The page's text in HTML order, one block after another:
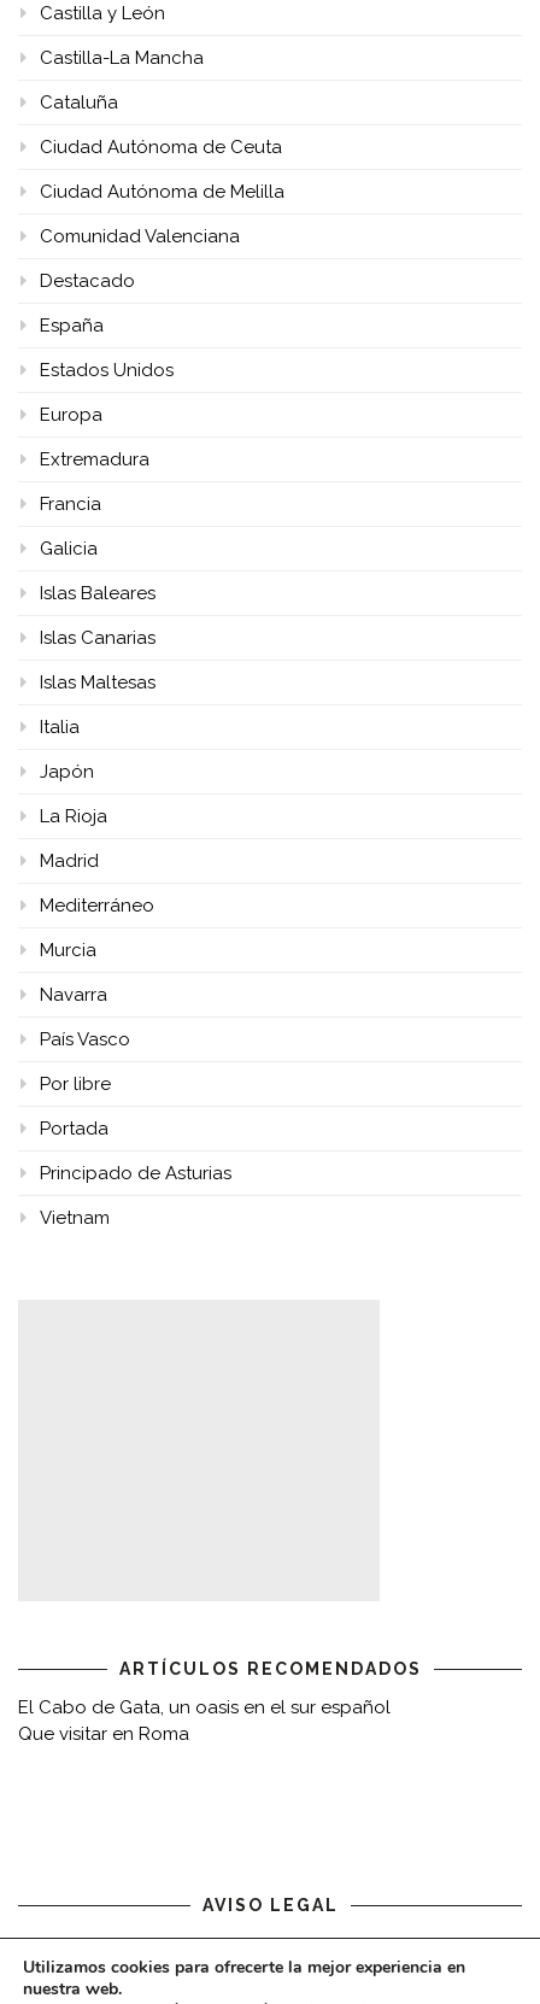
Castilla y León
Castilla-La Mancha
Cataluña
Ciudad Autónoma de Ceuta
Ciudad Autónoma de Melilla
Comunidad Valenciana
Destacado
España
Estados Unidos
Europa
Extremadura
Francia
Galicia
Islas Baleares
Islas Canarias
Islas Maltesas
Italia
Japón
La Rioja
Madrid
Mediterráneo
Murcia
Navarra
País Vasco
Por libre
Portada
Principado de Asturias
Vietnam
ARTÍCULOS RECOMENDADOS
El Cabo de Gata, un oasis en el sur español
Que visitar en Roma
AVISO LEGAL
Aviso legal
Utilizamos cookies para ofrecerte la mejor experiencia en
nuestra web.